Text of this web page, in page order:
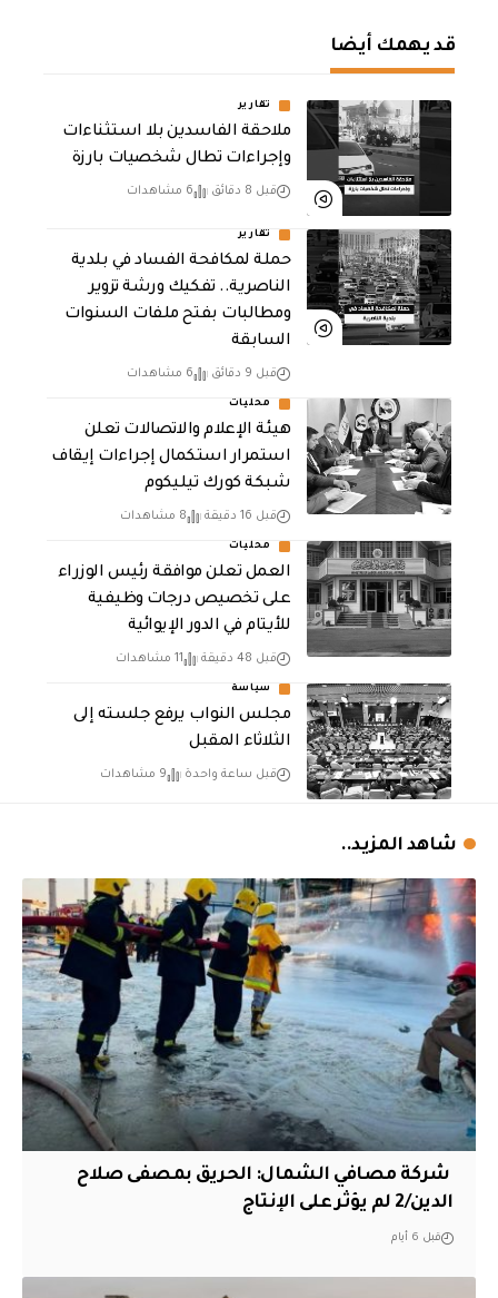
قد يهمك أيضا
تقارير
ملاحقة الفاسدين بلا استثناءات
وإجراءات تطال شخصيات بارزة
قبل 8 دقائق 6 مشاهدات
تقارير
حملة لمكافحة الفساد في بلدية
الناصرية.. تفكيك ورشة تزوير
ومطالبات بفتح ملفات السنوات
السابقة
قبل 9 دقائق 6 مشاهدات
محليات
هيئة الإعلام والاتصالات تعلن
استمرار استكمال إجراءات إيقاف
شبكة كورك تيليكوم
قبل 16 دقيقة 8 مشاهدات
محليات
العمل تعلن موافقة رئيس الوزراء
على تخصيص درجات وظيفية
للأيتام في الدور الإيوائية
قبل 48 دقيقة 11 مشاهدات
سياسة
مجلس النواب يرفع جلسته إلى
الثلاثاء المقبل
قبل ساعة واحدة 9 مشاهدات
شاهد المزيد..
‏ شركة مصافي الشمال: الحريق بمصفى صلاح
الدين/2 لم يؤثر على الإنتاج
قبل 6 أيام